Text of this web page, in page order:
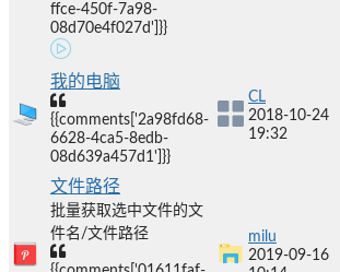
ffce-450f-7a98-
08d70e4f027d']}}
我的电脑
{{comments['2a98fd68-
6628-4ca5-8edb-
08d639a457d1']}}
CL
2018-10-24
19:32
文件路径
批量获取选中文件的文
件名/文件路径
milu
2019-09-16